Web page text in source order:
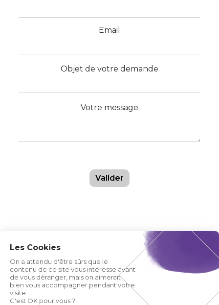
Email
Objet de votre demande
Votre message
Valider
Les Cookies
On a attendu d'être sûrs que le
contenu de ce site vous intéresse avant
de vous déranger, mais on aimerait
bien vous accompagner pendant votre
visite...
C'est OK pour vous ?